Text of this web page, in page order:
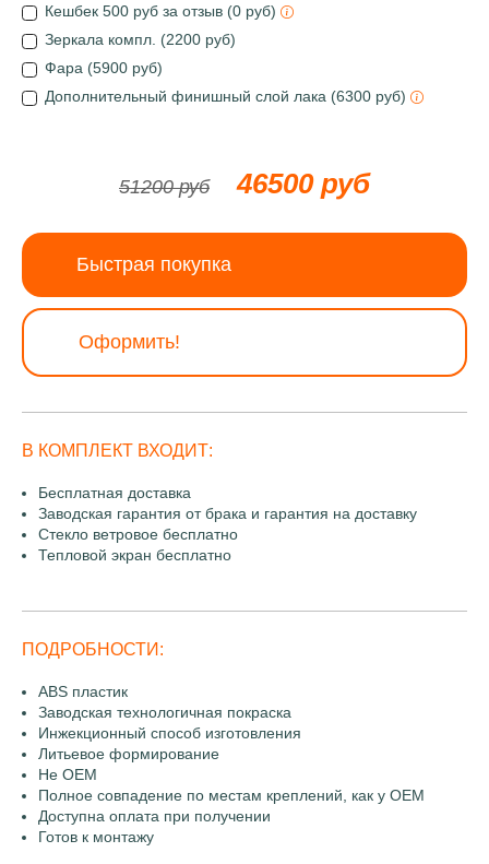
Кешбек 500 руб за отзыв (0 руб)
Зеркала компл. (2200 руб)
Фара (5900 руб)
Дополнительный финишный слой лака (6300 руб)
51200 руб 46500 руб
Быстрая покупка
Оформить!
В КОМПЛЕКТ ВХОДИТ:
Бесплатная доставка
Заводская гарантия от брака и гарантия на доставку
Стекло ветровое бесплатно
Тепловой экран бесплатно
ПОДРОБНОСТИ:
ABS пластик
Заводская технологичная покраска
Инжекционный способ изготовления
Литьевое формирование
Не OEM
Полное совпадение по местам креплений, как у OEM
Доступна оплата при получении
Готов к монтажу